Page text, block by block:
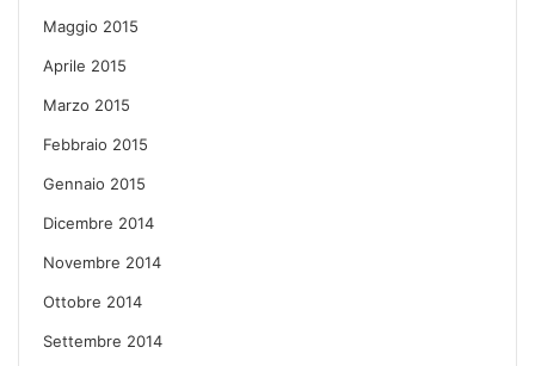
Maggio 2015
Aprile 2015
Marzo 2015
Febbraio 2015
Gennaio 2015
Dicembre 2014
Novembre 2014
Ottobre 2014
Settembre 2014